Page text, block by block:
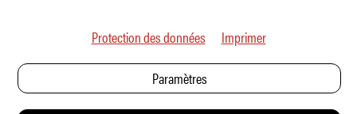
Protection des données Imprimer
Paramètres